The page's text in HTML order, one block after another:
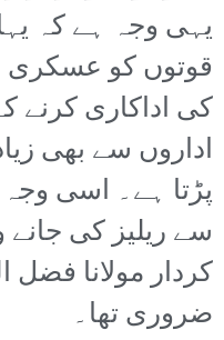
یہی وجہ ہے کہ
قوتوں کو عسکری
کی اداکاری
اداروں سے بھی
پڑتا ہے۔ اسی
سے ریلیز کی
کردار مولانا فضل
ضروری تھا۔